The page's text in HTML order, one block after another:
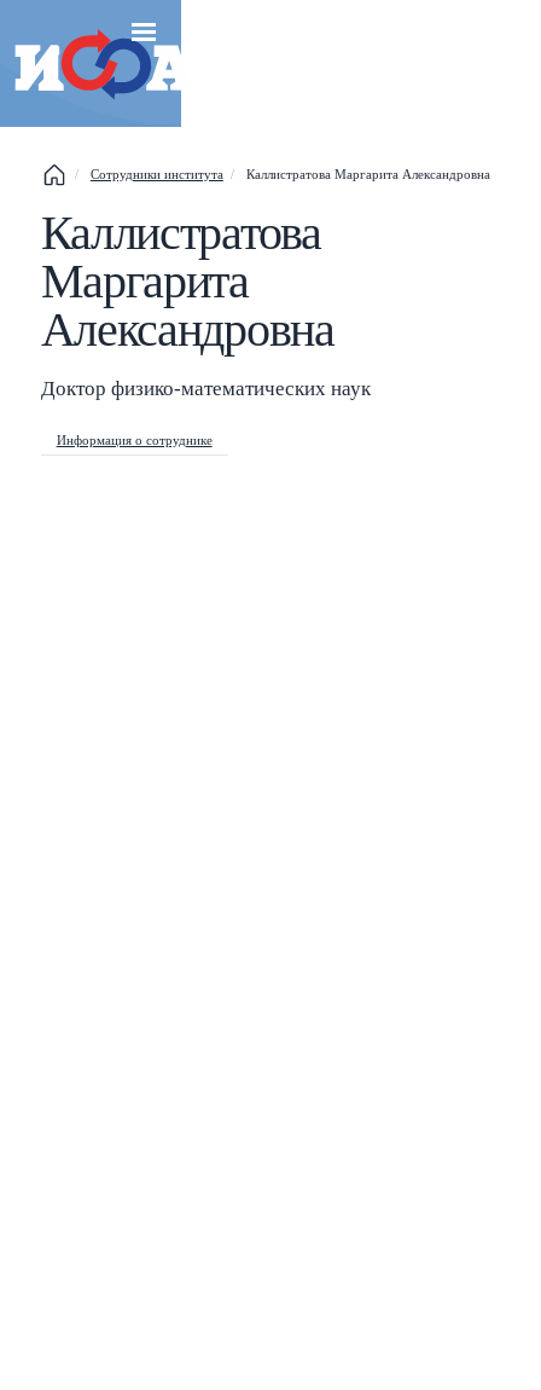
Сотрудники института Каллистратова Маргарита Александровна
Каллистратова
Маргарита
Александровна
Доктор физико-математических наук
Информация о сотруднике
This help popup
Search popup /
Navigate posts ← →